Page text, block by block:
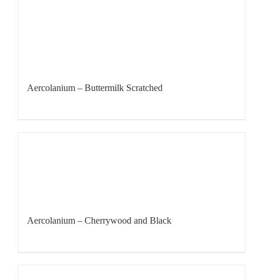
Aercolanium – Buttermilk Scratched
Aercolanium – Cherrywood and Black